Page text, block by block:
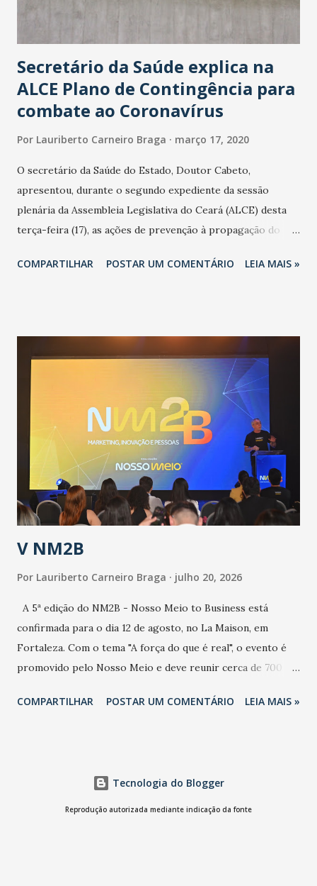
Secretário da Saúde explica na
ALCE Plano de Contingência para
combate ao Coronavírus
Por Lauriberto Carneiro Braga março 17, 2020
O secretário da Saúde do Estado, Doutor Cabeto,
apresentou, durante o segundo expediente da sessão
plenária da Assembleia Legislativa do Ceará (ALCE) desta
terça-feira (17), as ações de prevenção à propagação do
adotadas pelo Governo do Estado na contenção da
população suspeita e de cuidados com os ambientes
públicos e domiciliares. “Nós não estamos vivendo uma
epidemia comum, como temos em todos os anos, com
aumento de casos de dengue, influenza ou H1N1. Trata-se
de uma epidemia com um vírus diferente, com um poder de
contaminação maior que outros coronavírus”, apontou o
secretário. Segundo ele, é uma epidemia com chance de
contaminação alta, podendo gerar um grande risco à
população e ao sistema de saúde. “Precisamos saber fazer a
estratificação do risco da doença, para não so...
COMPARTILHAR POSTAR UM COMENTÁRIO LEIA MAIS »
V NM2B
Por Lauriberto Carneiro Braga julho 20, 2026
A 5ª edição do NM2B - Nosso Meio to Business está
confirmada para o dia 12 de agosto, no La Maison, em
Fortaleza. Com o tema "A força do que é real", o evento é
promovido pelo Nosso Meio e deve reunir cerca de 700
e lideranças do Mercado Nacional. Desde 2022, o NM2B
LinkedIn, VISA, Grupo 3corações, TikTok e M. Dias Branco.
A nova edição chega em um momento em que autenticidade
COMPARTILHAR POSTAR UM COMENTÁRIO LEIA MAIS »
Tecnologia do Blogger
Reprodução autorizada mediante indicação da fonte